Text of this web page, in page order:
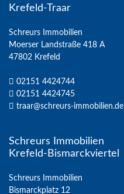
Krefeld-Traar
Schreurs Immobilien
Moerser Landstraße 418 A
47802 Krefeld
02151 4424744
02151 4424745
traar@schreurs-immobilien.de
Schreurs Immobilien
Krefeld-Bismarckviertel
Schreurs Immobilien
Bismarckplatz 12